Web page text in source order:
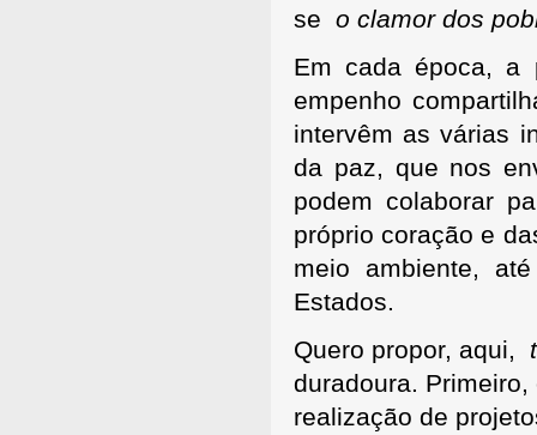
se o clamor dos
Em cada época, a
empenho
intervêm as várias
da paz, que nos
podem colaborar
próprio coração e
meio ambiente,
Estados.
Quero propor, aqui,
duradoura.
realização de